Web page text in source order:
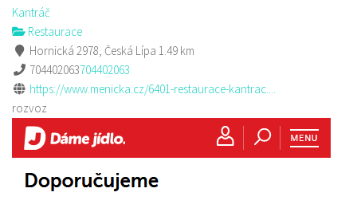
Kantráč
Restaurace
Hornická 2978, Česká Lípa 1.49 km
704402063704402063
https://www.menicka.cz/6401-restaurace-kantrac....
rozvoz